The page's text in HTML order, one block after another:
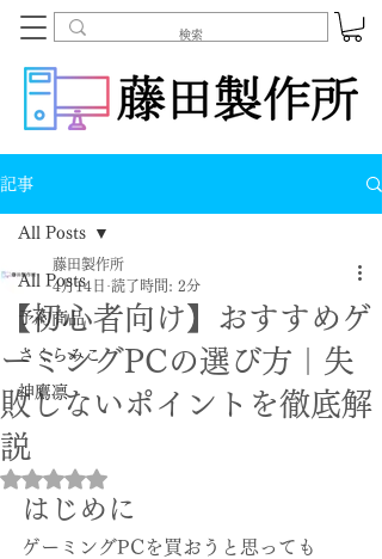
記事
All Posts
予約商品
さくらみこ
神鷹凛
All Posts
【初心者向け】おすすめゲ
ーミングPCの選び方｜失
敗しないポイントを徹底解
説
藤田製作所
4月14日 読了時間: 2分
5つ星のうちNaNと評価されています。
はじめに
ゲーミングPCを買おうと思っても